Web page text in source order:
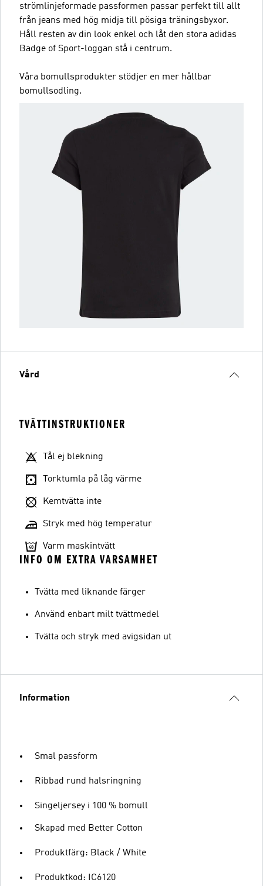
strömlinjeformade passformen passar perfekt till allt
från jeans med hög midja till pösiga träningsbyxor.
Håll resten av din look enkel och låt den stora adidas
Badge of Sport-loggan stå i centrum.
Våra bomullsprodukter stödjer en mer hållbar
bomullsodling.
Vård
TVÄTTINSTRUKTIONER
Tål ej blekning
Torktumla på låg värme
Kemtvätta inte
Stryk med hög temperatur
Varm maskintvätt
INFO OM EXTRA VARSAMHET
Tvätta med liknande färger
Använd enbart milt tvättmedel
Tvätta och stryk med avigsidan ut
Information
Smal passform
Ribbad rund halsringning
Singeljersey i 100 % bomull
Skapad med Better Cotton
Produktfärg: Black / White
Produktkod: IC6120